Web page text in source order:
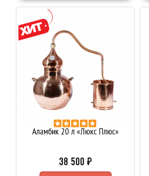
Аламбик 20 л «Люкс Плюс»
38 500 ₽